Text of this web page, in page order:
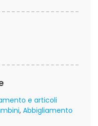
e articoli
Abbigliamento